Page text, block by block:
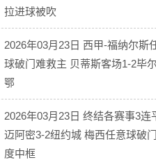
拉进球被吹
2026年03月23日 西甲-福纳尔斯
球破门难救主 贝蒂斯客场1-2毕
鄂
2026年03月23日 终结各赛事3连
迈阿密3-2纽约城 梅西任意球破
度中框